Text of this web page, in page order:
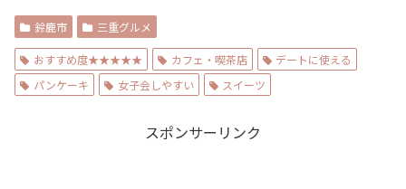
鈴鹿市 三重グルメ
おすすめ度★★★★★ カフェ・喫茶店
デートに使える
パンケーキ
女子会しやすい スイーツ
スポンサーリンク